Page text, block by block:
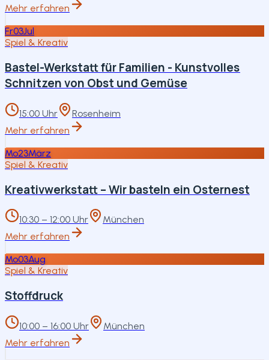
Mehr erfahren
Fr03Jul
Spiel & Kreativ
Bastel-Werkstatt für Familien - Kunstvolles
Schnitzen von Obst und Gemüse
15:00 Uhr
Rosenheim
Mehr erfahren
Mo23März
Spiel & Kreativ
Kreativwerkstatt – Wir basteln ein Osternest
10:30 – 12:00 Uhr
München
Mehr erfahren
Mo03Aug
Spiel & Kreativ
Stoffdruck
10:00 – 16:00 Uhr
München
Mehr erfahren